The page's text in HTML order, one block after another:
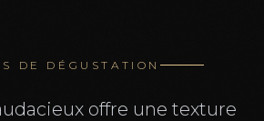
DE DÉGUSTATION
offre une texture